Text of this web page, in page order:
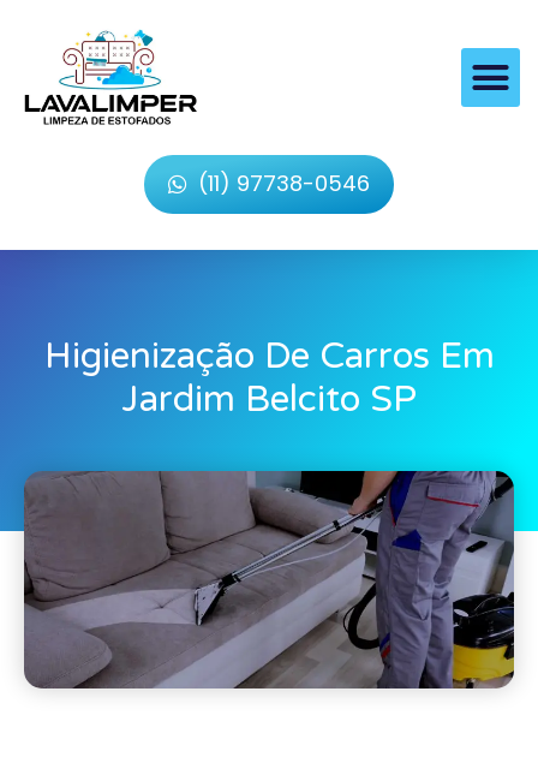
(11) 97738-0546
Higienização De Carros Em
Jardim Belcito SP